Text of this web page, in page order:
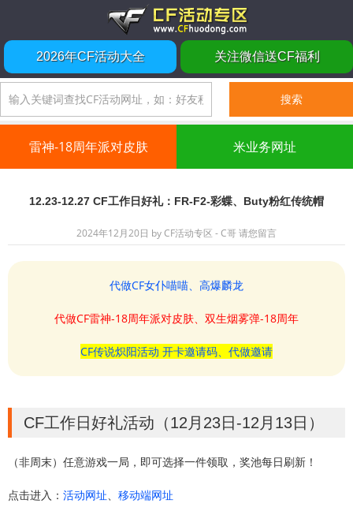
2026年CF活动大全 关注微信送CF福利
雷神-18周年派对皮肤 米业务网址
12.23-12.27 CF工作日好礼：FR-F2-彩蝶、Buty粉红传统帽
2024年12月20日 byCF活动专区 - C哥请您留言
代做CF女仆喵喵、高爆麟龙
代做CF雷神-18周年派对皮肤、双生烟雾弹-18周年
CF传说炽阳活动 开卡邀请码、代做邀请
CF工作日好礼活动（12月23日-12月13日）
（非周末）任意游戏一局，即可选择一件领取，奖池每日刷新！
点击进入： 活动网址、 移动端网址